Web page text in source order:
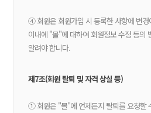
④ 회원은 회원가입 시 등록한 사항에 변
이내에 "몰"에 대하여 회원정보 수정 등의
알려야 합니다.
제7조(회원 탈퇴 및 자격 상실 등)
① 회원은 "몰"에 언제든지 탈퇴를 요청할